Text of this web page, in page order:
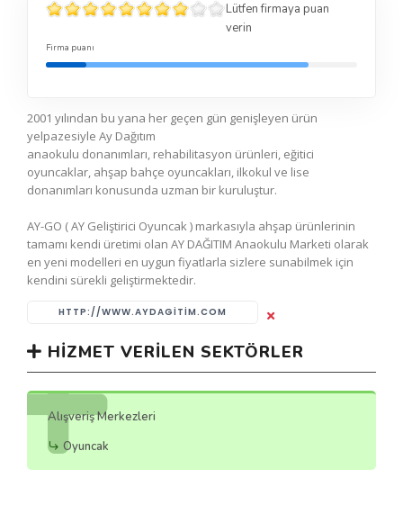
Lütfen firmaya puan
verin
Firma puanı
2001 yılından bu yana her geçen gün genişleyen ürün
yelpazesiyle Ay Dağıtım
anaokulu donanımları, rehabilitasyon ürünleri, eğitici
oyuncaklar, ahşap bahçe oyuncakları, ilkokul ve lise
donanımları konusunda uzman bir kuruluştur.
AY-GO ( AY Geliştirici Oyuncak ) markasıyla ahşap ürünlerinin
tamamı kendi üretimi olan AY DAĞITIM Anaokulu Marketi olarak
en yeni modelleri en uygun fiyatlarla sizlere sunabilmek için
kendini sürekli geliştirmektedir.
HTTP://WWW.AYDAGITIM.COM
HIZMET VERILEN SEKTÖRLER
Alışveriş Merkezleri
Oyuncak